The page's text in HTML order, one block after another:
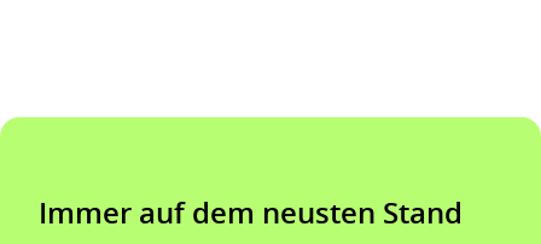
Immer auf dem neusten Stand